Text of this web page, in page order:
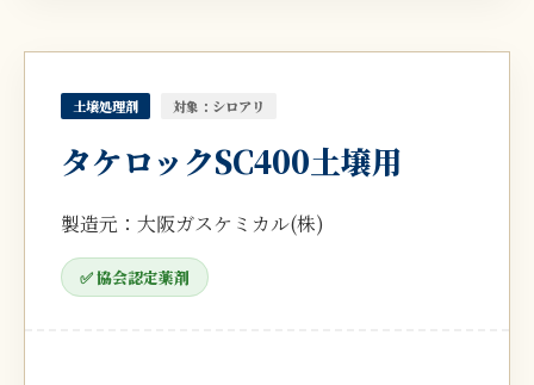
土壌処理剤 対象：シロアリ
タケロックSC400土壌用
製造元：大阪ガスケミカル(株)
✅ 協会認定薬剤